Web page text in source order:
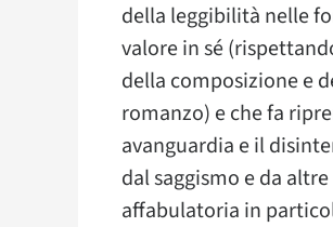
della leggibilità nelle
valore in sé
della composizione e
romanzo) e che fa
avanguardia e il
dal saggismo e da
affabulatoria in